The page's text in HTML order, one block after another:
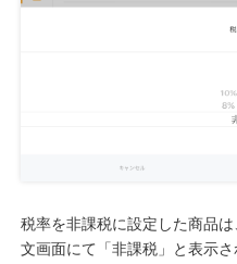
税率を非課税に設定した商品
文画面にて「非課税」と表示